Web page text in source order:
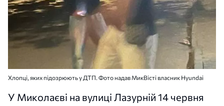
Хлопці, яких підозрюють у ДТП. Фото надав МикВісті власник Hyundai
У Миколаєві на вулиці Лазурній 14 червня